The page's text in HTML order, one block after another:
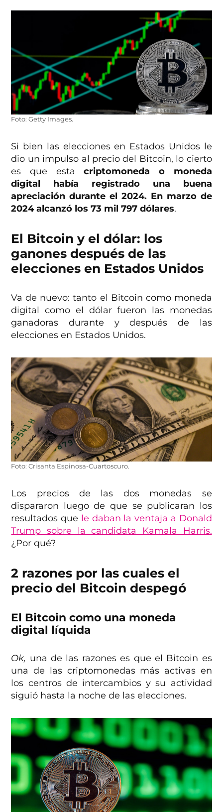
Foto: Getty Images.
Si bien las elecciones en Estados Unidos le
dio un impulso al precio del Bitcoin, lo cierto
es que estacriptomoneda o moneda
digital había registrado una buena
apreciación durante el 2024. En marzo de
2024 alcanzó los 73 mil 797 dólares.
El Bitcoin y el dólar: los
ganones después de las
elecciones en Estados Unidos
Va de nuevo: tanto el Bitcoin como moneda
digital como el dólar fueron las monedas
ganadoras durante y después de las
elecciones en Estados Unidos.
Foto: Crisanta Espinosa-Cuartoscuro.
Los precios de las dos monedas se
dispararon luego de que se publicaran los
resultados que le daban la ventaja a Donald
Trump sobre la candidata Kamala Harris.
¿Por qué?
2 razones por las cuales el
precio del Bitcoin despegó
El Bitcoin como una moneda
digital líquida
Ok, una de las razones es que el Bitcoin es
una de las criptomonedas más activas en
los centros de intercambios y su actividad
siguió hasta la noche de las elecciones.